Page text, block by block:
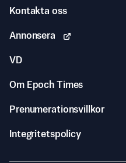
Kontakta oss
Annonsera
VD
Om Epoch Times
Prenumerationsvillkor
Integritetspolicy